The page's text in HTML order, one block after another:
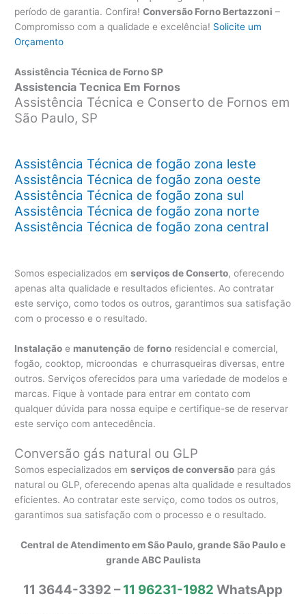
período de garantia. Confira!Conversão Forno Bertazzoni –
Compromisso com a qualidade e excelência! Solicite um
Orçamento
Assistência Técnica de Forno SP
Assistencia Tecnica Em Fornos
Assistência Técnica e Conserto de Fornos em
São Paulo, SP
Assistência Técnica de fogão zona leste
Assistência Técnica de fogão zona oeste
Assistência Técnica de fogão zona sul
Assistência Técnica de fogão zona norte
Assistência Técnica de fogão zona central
Somos especializados emserviços de Conserto, oferecendo
apenas alta qualidade e resultados eficientes. Ao contratar
este serviço, como todos os outros, garantimos sua satisfação
com o processo e o resultado.
Instalação e manutenção deforno residencial e comercial,
fogão, cooktop, microondas e churrasqueiras diversas, entre
outros. Serviços oferecidos para uma variedade de modelos e
marcas. Fique à vontade para entrar em contato com
qualquer dúvida para nossa equipe e certifique-se de reservar
este serviço com antecedência.
Conversão gás natural ou GLP
Somos especializados emserviços de conversão para gás
natural ou GLP, oferecendo apenas alta qualidade e resultados
eficientes. Ao contratar este serviço, como todos os outros,
garantimos sua satisfação com o processo e o resultado.
Central de Atendimento em São Paulo, grande São Paulo e
grande ABC Paulista
11 3644-3392 –11 96231-1982 WhatsApp